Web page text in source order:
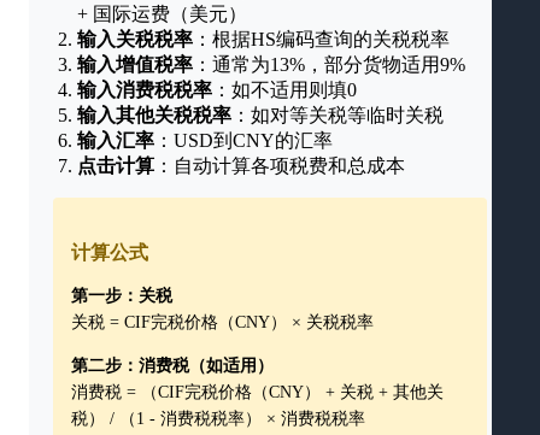
+ 国际运费（美元）
输入关税税率 ：根据HS编码查询的关税税率
输入增值税率 ：通常为13%，部分货物适用9%
输入消费税税率 ：如不适用则填0
输入其他关税税率 ：如对等关税等临时关税
输入汇率 ：USD到CNY的汇率
点击计算 ：自动计算各项税费和总成本
计算公式
第一步：关税
关税 = CIF完税价格（CNY） × 关税税率
第二步：消费税（如适用）
消费税 = （CIF完税价格（CNY） + 关税 + 其他关
税） / （1 - 消费税税率） × 消费税税率